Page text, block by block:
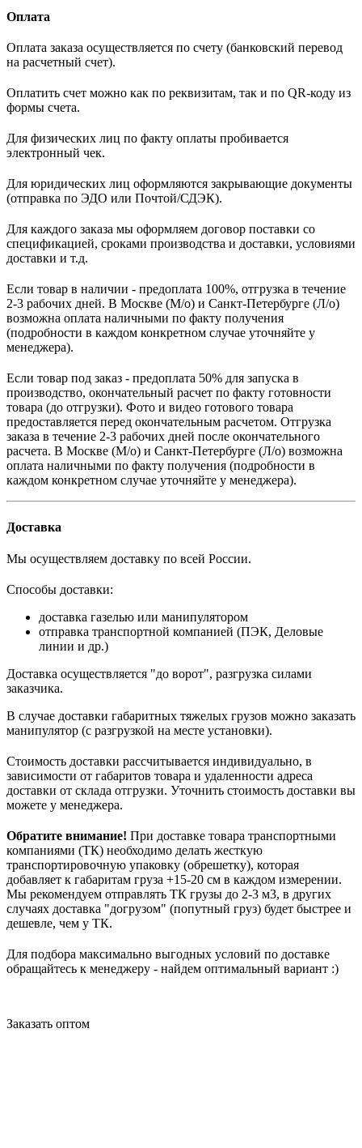
Оплата
Оплата заказа осуществляется по счету (банковский перевод
на расчетный счет).
Оплатить счет можно как по реквизитам, так и по QR-коду из
формы счета.
Для физических лиц по факту оплаты пробивается
электронный чек.
Для юридических лиц оформляются закрывающие документы
(отправка по ЭДО или Почтой/СДЭК).
Для каждого заказа мы оформляем договор поставки со
спецификацией, сроками производства и доставки, условиями
доставки и т.д.
Если товар в наличии - предоплата 100%, отгрузка в течение
2-3 рабочих дней. В Москве (М/о) и Санкт-Петербурге (Л/о)
возможна оплата наличными по факту получения
(подробности в каждом конкретном случае уточняйте у
менеджера).
Если товар под заказ - предоплата 50% для запуска в
производство, окончательный расчет по факту готовности
товара (до отгрузки). Фото и видео готового товара
предоставляется перед окончательным расчетом. Отгрузка
заказа в течение 2-3 рабочих дней после окончательного
расчета. В Москве (М/о) и Санкт-Петербурге (Л/о) возможна
оплата наличными по факту получения (подробности в
каждом конкретном случае уточняйте у менеджера).
Доставка
Мы осуществляем доставку по всей России.
Способы доставки:
доставка газелью или манипулятором
отправка транспортной компанией (ПЭК, Деловые
линии и др.)
Доставка осуществляется "до ворот", разгрузка силами
заказчика.
В случае доставки габаритных тяжелых грузов можно заказать
манипулятор (с разгрузкой на месте установки).
Стоимость доставки рассчитывается индивидуально, в
зависимости от габаритов товара и удаленности адреса
доставки от склада отгрузки. Уточнить стоимость доставки вы
можете у менеджера.
Обратите внимание! При доставке товара транспортными
компаниями (ТК) необходимо делать жесткую
транспортировочную упаковку (обрешетку), которая
добавляет к габаритам груза +15-20 см в каждом измерении.
Мы рекомендуем отправлять ТК грузы до 2-3 м3, в других
случаях доставка "догрузом" (попутный груз) будет быстрее и
дешевле, чем у ТК.
Для подбора максимально выгодных условий по доставке
обращайтесь к менеджеру - найдем оптимальный вариант :)
Заказать оптом